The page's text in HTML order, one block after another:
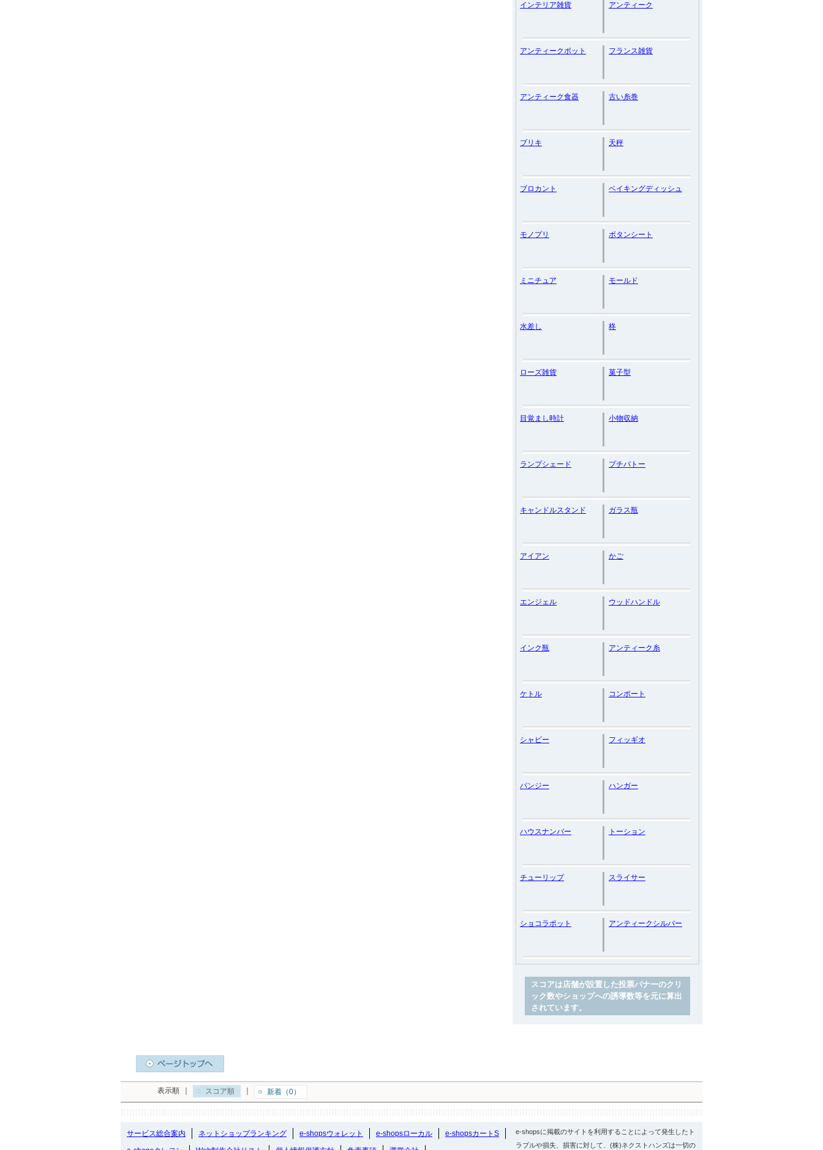
インテリア雑貨 アンティーク
アンティークポット フランス雑貨
アンティーク食器 古い糸巻
ブリキ 天秤
ブロカント ベイキングディッシュ
モノプリ ボタンシート
ミニチュア モールド
水差し 柊
ローズ雑貨 菓子型
目覚まし時計 小物収納
ランプシェード プチバトー
キャンドルスタンド ガラス瓶
アイアン かご
エンジェル ウッドハンドル
インク瓶 アンティーク糸
ケトル コンポート
シャビー フィッギオ
パンジー ハンガー
ハウスナンバー トーション
チューリップ スライサー
ショコラポット アンティークシルバー
スコアは店舗が設置した投票バナーのクリ
ック数やショップへの誘導数等を元に算出
されています。
表示順 スコア順 新着（0）
サービス総合案内 ネットショップランキング e-shopsウォレット e-shopsローカル
e-shopsカートS
e-shopsに掲載のサイトを利用することによって発生したト
ラブルや損失、損害に対して、(株)ネクストハンズは一切の